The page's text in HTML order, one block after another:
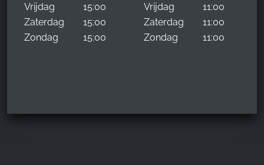
Vrijdag
15:00
Zaterdag
15:00
Zondag
15:00
Vrijdag
11:00
Zaterdag
11:00
Zondag
11:00